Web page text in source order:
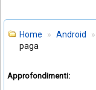
Home Android
paga
Approfondimenti: